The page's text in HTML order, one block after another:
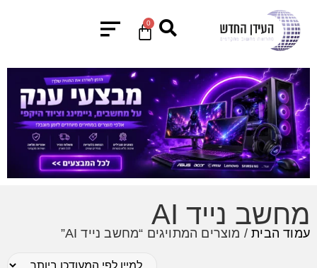
0
מחשב נייד AI
עמוד הבית/ מוצרים המתויגים “מחשב נייד AI”